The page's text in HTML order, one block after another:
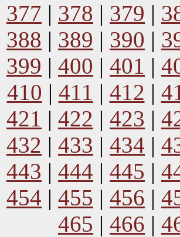
377 | 378 | 379 |
388 | 389 | 390 |
399 | 400 | 401 |
410 | 411 | 412 |
421 | 422 | 423 |
432 | 433 | 434 |
443 | 444 | 445 |
454 | 455 | 456 |
465 | 466 |